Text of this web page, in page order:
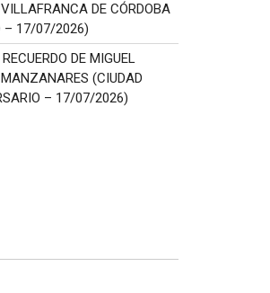
DE CÓRDOBA
– 17/07/2026)
DE MIGUEL
(CIUDAD
– 17/07/2026)